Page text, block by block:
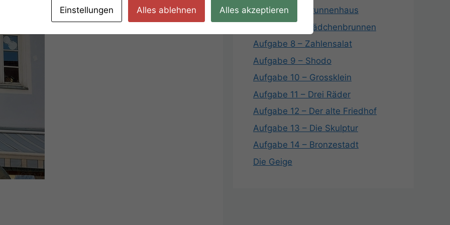
Aufgabe 6 – Brunnenhaus
Aufgabe 7 – Mädchenbrunnen
Aufgabe 8 – Zahlensalat
Aufgabe 9 – Shodo
Aufgabe 10 – Grossklein
Aufgabe 11 – Drei Räder
Aufgabe 12 – Der alte Friedhof
Aufgabe 13 – Die Skulptur
Aufgabe 14 – Bronzestadt
Die Geige
Einstellungen Alles ablehnen Alles akzeptieren